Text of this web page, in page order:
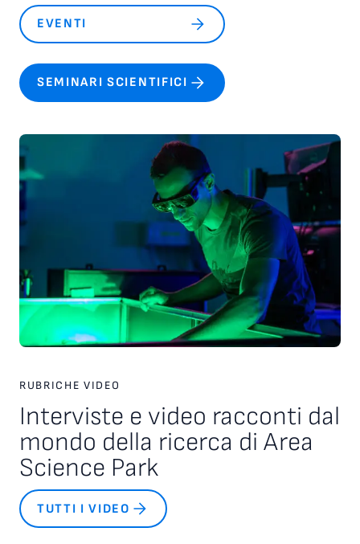
EVENTI
SEMINARI SCIENTIFICI
RUBRICHE VIDEO
Interviste e video racconti dal
mondo della ricerca di Area
Science Park
TUTTI I VIDEO